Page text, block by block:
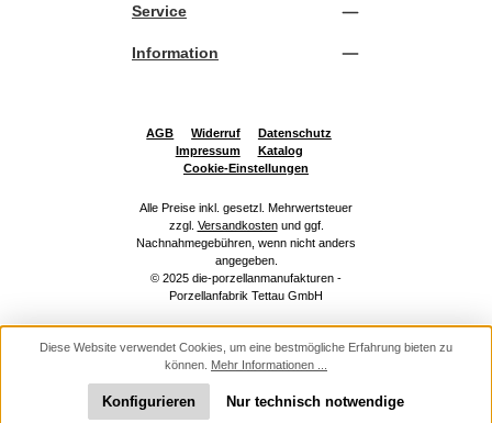
Service
Information
AGB Widerruf
Datenschutz
Impressum
Katalog
Cookie-Einstellungen
Alle Preise inkl. gesetzl. Mehrwertsteuer
zzgl. Versandkostenund ggf.
Nachnahmegebühren, wenn nicht anders
angegeben.
© 2025 die-porzellanmanufakturen -
Porzellanfabrik Tettau GmbH
Diese Website verwendet Cookies, um eine bestmögliche Erfahrung bieten zu
können. Mehr Informationen ...
Nur technisch notwendige
Konfigurieren